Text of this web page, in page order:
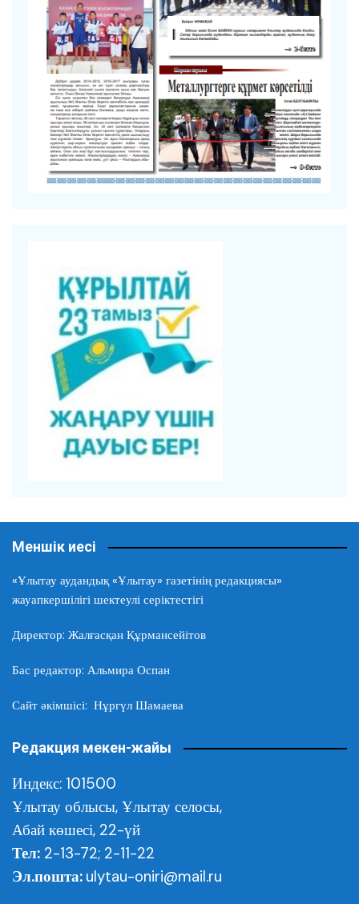
Меншік иесі
«Ұлытау аудандық «Ұлытау» газетінің редакциясы»
жауапкершілігі шектеулі серіктестігі
Директор: Жалғасқан Құрмансейітов
Бас редактор: Альмира Оспан
Сайт әкімшісі: Нұргүл Шамаева
Редакция мекен-жайы
Индекс: 101500
Ұлытау облысы, Ұлытау селосы,
Абай көшесі, 22-үй
Тел: 2-13-72; 2-11-22
Эл.пошта: ulytau-oniri@mail.ru